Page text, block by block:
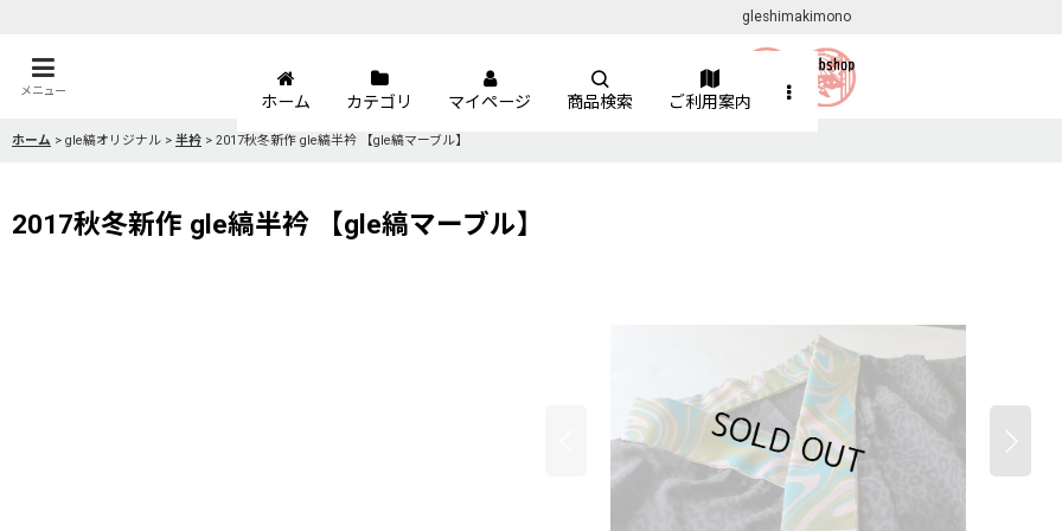
gleshimakimono
メニュー
ホーム カテゴリ マイページ 商品検索 ご利用案内
ホーム > gle縞オリジナル > 半衿 > 2017秋冬新作 gle縞半衿 【gle縞マーブル】
2017秋冬新作 gle縞半衿 【gle縞マーブル】